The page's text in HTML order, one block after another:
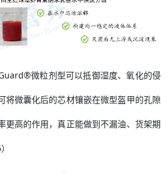
微粒剂型可以抵御湿度、氧化的侵
将微囊化后的芯材镶嵌在微型盔甲的孔隙
更高的作用，真正能做到不漏油、货架期